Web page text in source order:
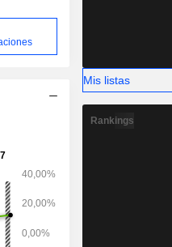
Mis listas
Rankings